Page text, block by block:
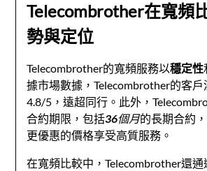
Telecombrother在寬頻
勢與定位
Telecombrother的寬頻服務以穩定性
據市場數據，Telecombrother的客戶
4.8/5，遠超同行。此外，
合約期限，包括36個月的長期合約
更優惠的價格享受高質服務。
在寬頻比較中，Telecombrother還